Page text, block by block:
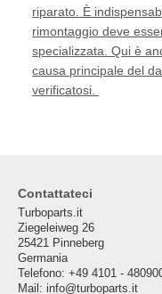
riparato. È
rimontaggio deve
specializzata. Qui è
causa principale del
verificatosi.
Contattateci
Turboparts.it
Ziegeleiweg 26
25421 Pinneberg
Germania
Telefono: +49 4101 -
Mail: info@turboparts.it